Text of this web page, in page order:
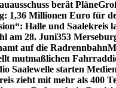
berät Pläne
1,36 Millionen Euro für
Halle und Saalekreis
am 28. Juni353
auf die Radrennbahn
mutmaßlichen
Saalewelle starten
zieht mit mehr als 400